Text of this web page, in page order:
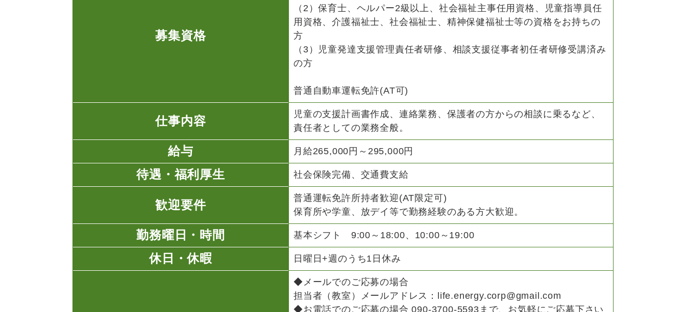
募集資格
（2）保育士、ヘルパー2級以上、社会福祉主事任用資格、児童指導員任
用資格、介護福祉士、社会福祉士、精神保健福祉士等の資格をお持ちの
方
（3）児童発達支援管理責任者研修、相談支援従事者初任者研修受講済み
の方
普通自動車運転免許(AT可)
仕事内容
児童の支援計画書作成、連絡業務、保護者の方からの相談に乗るなど、
責任者としての業務全般。
給与 月給265,000円～295,000円
待遇・福利厚生 社会保険完備、交通費支給
歓迎要件
普通運転免許所持者歓迎(AT限定可)
保育所や学童、放デイ等で勤務経験のある方大歓迎。
勤務曜日・時間 基本シフト 9:00～18:00、10:00～19:00
休日・休暇 日曜日+週のうち1日休み
◆メールでのご応募の場合
担当者（教室）メールアドレス：life.energy.corp@gmail.com
◆お電話でのご応募の場合 090-3700-5593まで、お気軽にご応募下さい